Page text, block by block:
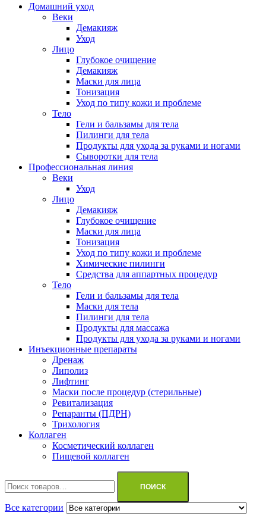
Домашний уход
Веки
Демакияж
Уход
Лицо
Глубокое очищение
Демакияж
Маски для лица
Тонизация
Уход по типу кожи и проблеме
Тело
Гели и бальзамы для тела
Пилинги для тела
Продукты для ухода за руками и ногами
Сыворотки для тела
Профессиональная линия
Веки
Уход
Лицо
Демакияж
Глубокое очищение
Маски для лица
Тонизация
Уход по типу кожи и проблеме
Химические пилинги
Средства для аппартных процедур
Тело
Гели и бальзамы для тела
Маски для тела
Пилинги для тела
Продукты для массажа
Продукты для ухода за руками и ногами
Инъекционные препараты
Дренаж
Липолиз
Лифтинг
Маски после процедур (стерильные)
Ревитализация
Репаранты (ПДРН)
Трихология
Коллаген
Косметический коллаген
Пищевой коллаген
ПОИСК
Все категории